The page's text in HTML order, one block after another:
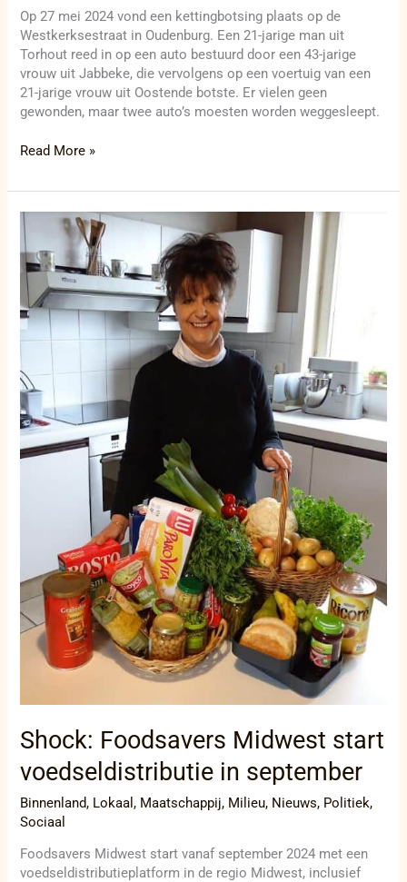
Op 27 mei 2024 vond een kettingbotsing plaats op de
Westkerksestraat in Oudenburg. Een 21-jarige man uit
Torhout reed in op een auto bestuurd door een 43-jarige
vrouw uit Jabbeke, die vervolgens op een voertuig van een
21-jarige vrouw uit Oostende botste. Er vielen geen
gewonden, maar twee auto’s moesten worden weggesleept.
Read More »
Shock: Foodsavers Midwest start
voedseldistributie in september
Binnenland, Lokaal , Maatschappij, Milieu, Nieuws, Politiek,
Sociaal
Foodsavers Midwest start vanaf september 2024 met een
voedseldistributieplatform in de regio Midwest, inclusief
Shock:
Foodsavers
Midwest
start
voedseldistributie
in
september